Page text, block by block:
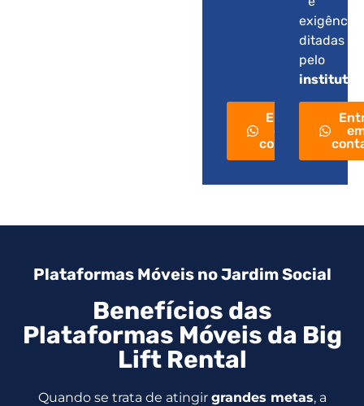
Entre
em
contato
ditadas
pelo
instituto
Plataformas Móveis no Jardim Social
Benefícios das
Plataformas Móveis da Big
Lift Rental
Quando se trata de atingir grandes metas, a